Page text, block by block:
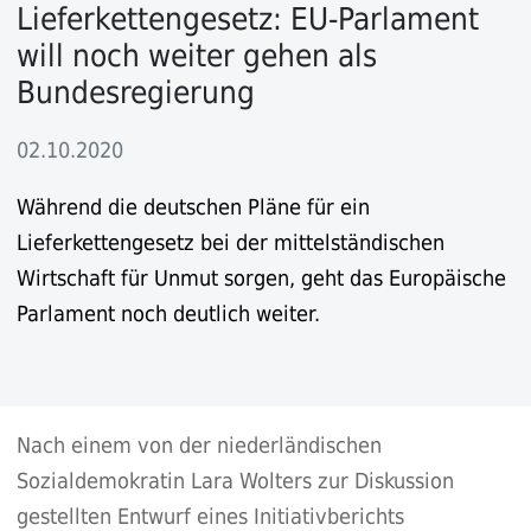
Lieferkettengesetz: EU-Parlament
will noch weiter gehen als
Bundesregierung
02.10.2020
Während die deutschen Pläne für ein
Lieferkettengesetz bei der mittelständischen
Wirtschaft für Unmut sorgen, geht das Europäische
Parlament noch deutlich weiter.
Nach einem von der niederländischen
Sozialdemokratin Lara Wolters zur Diskussion
gestellten Entwurf eines Initiativberichts